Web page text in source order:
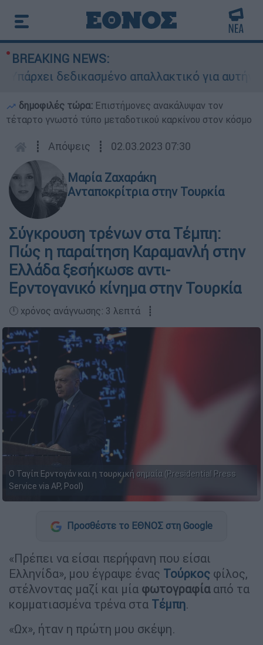
BREAKING NEWS:
δεδικασμένο απαλλακτικό για αυτήν»:
δημοφιλές τώρα: Επιστήμονες ανακάλυψαν τον
τέταρτο γνωστό τύπο μεταδοτικού καρκίνου στον κόσμο
┋ Απόψεις ┋ 02.03.2023 07:30
Μαρία Ζαχαράκη
Ανταποκρίτρια στην Τουρκία
Σύγκρουση τρένων στα Τέμπη:
Πώς η παραίτηση Καραμανλή στην
Ελλάδα ξεσήκωσε αντι-
Ερντογανικό κίνημα στην Τουρκία
🕛 χρόνος ανάγνωσης: 3 λεπτά ┋
Ο Ταγίπ Ερντογάν και η τουρκική σημαία (Presidential Press
Service via AP, Pool)
Προσθέστε το ΕΘΝΟΣ στη Google
«Πρέπει να είσαι περήφανη που είσαι
Ελληνίδα», μου έγραψε ένας Τούρκος φίλος,
στέλνοντας μαζί και μία φωτογραφίααπό τα
κομματιασμένα τρένα στα Τέμπη.
«Ωχ», ήταν η πρώτη μου σκέψη.